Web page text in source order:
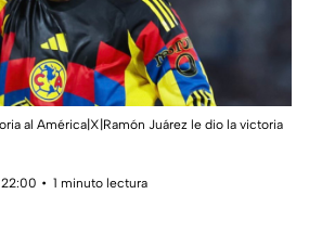
al América|X|Ramón Juárez le dio la victoria
1 minuto lectura